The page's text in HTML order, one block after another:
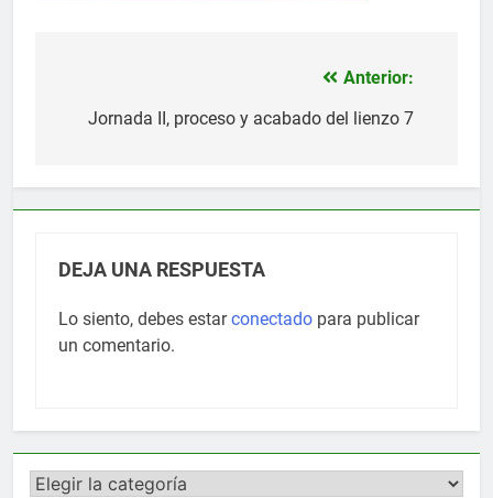
Anterior:
Jornada II, proceso y acabado del lienzo 7
DEJA UNA RESPUESTA
Lo siento, debes estarconectado para publicar
un comentario.
Categorías